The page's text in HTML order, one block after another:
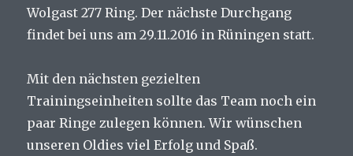
Wolgast 277 Ring. Der nächste Durchgang
findet bei uns am 29.11.2016 in Rüningen statt.
Mit den nächsten gezielten
Trainingseinheiten sollte das Team noch ein
paar Ringe zulegen können. Wir wünschen
unseren Oldies viel Erfolg und Spaß.